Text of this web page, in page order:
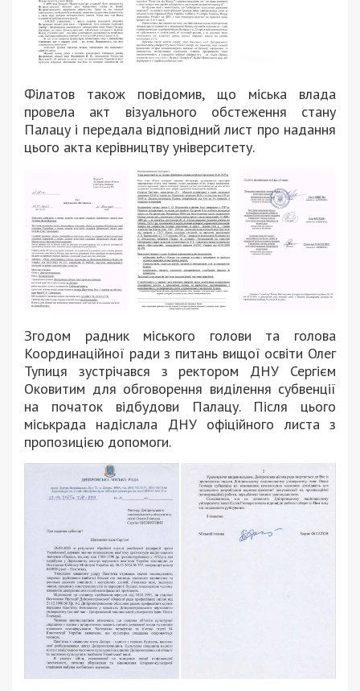
Філатов також повідомив, що міська влада
провела акт візуального обстеження стану
Палацу і передала відповідний лист про надання
цього акта керівництву університету.
Згодом радник міського голови та голова
Координаційної ради з питань вищої освіти Олег
Тупиця зустрічався з ректором ДНУ Сергієм
Оковитим для обговорення виділення субвенції
на початок відбудови Палацу. Після цього
міськрада надіслала ДНУ офіційного листа з
пропозицією допомоги.